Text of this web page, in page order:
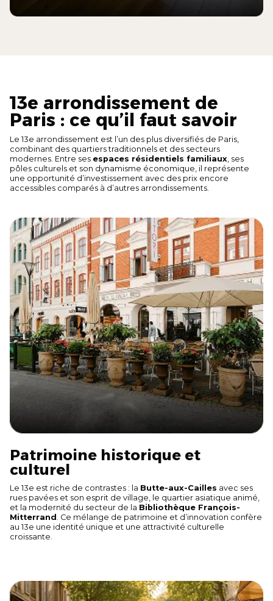
13e arrondissement de
Paris : ce qu’il faut savoir
Le 13e arrondissement est l’un des plus diversifiés de Paris,
combinant des quartiers traditionnels et des secteurs
modernes. Entre ses espaces résidentiels familiaux, ses
pôles culturels et son dynamisme économique, il représente
une opportunité d’investissement avec des prix encore
accessibles comparés à d’autres arrondissements.
Patrimoine historique et
culturel
Le 13e est riche de contrastes : la Butte-aux-Cailles avec ses
rues pavées et son esprit de village, le quartier asiatique animé,
et la modernité du secteur de la Bibliothèque François-
Mitterrand . Ce mélange de patrimoine et d’innovation confère
au 13e une identité unique et une attractivité culturelle
croissante.